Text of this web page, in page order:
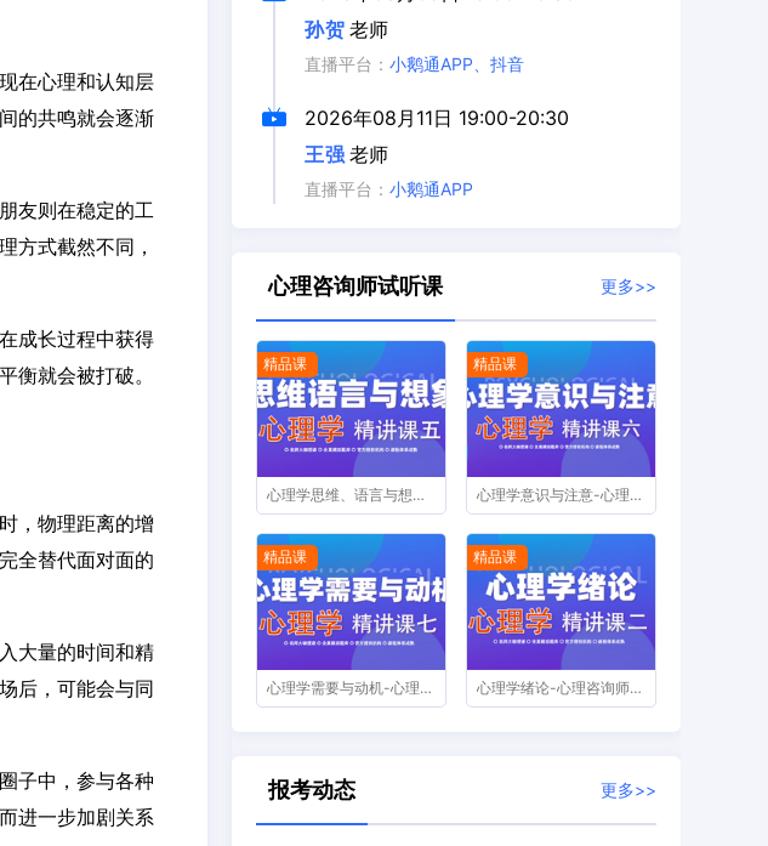
在心理和认知层
的共鸣就会逐渐
友则在稳定的工
方式截然不同，
成长过程中获得
衡就会被打破。
，物理距离的增
全替代面对面的
大量的时间和精
后，可能会与同
子中，参与各种
进一步加剧关系
孙贺 老师
直播平台： 小鹅通APP、抖音
2026年08月11日 19:00-20:30
王强 老师
直播平台： 小鹅通APP
心理咨询师试听课 更多>>
精品课
心理学思维、语言与想象-心理咨询师精讲课第五节
精品课
心理学意识与注意-心理咨询师精讲课第六节
精品课
心理学需要与动机-心理咨询师精讲课第七节
精品课
心理学绪论-心理咨询师精讲课第二节
报考动态 更多>>